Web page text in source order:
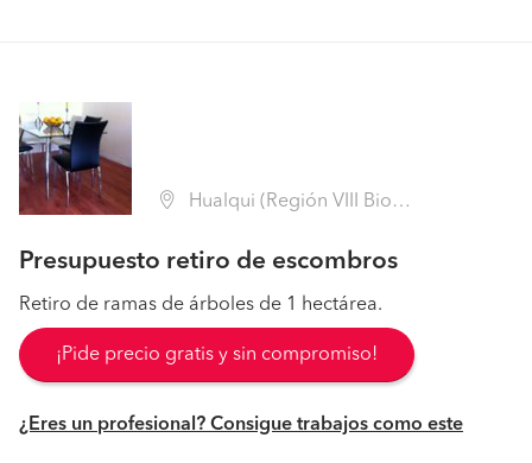
Hualqui (Región VIII Biobío - Concepción)
Presupuesto retiro de escombros
Retiro de ramas de árboles de 1 hectárea.
¡Pide precio gratis y sin compromiso!
¿Eres un profesional? Consigue trabajos como este